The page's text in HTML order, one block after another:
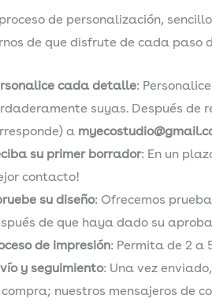
de personalización,
de que disfrute de cada paso
cada detalle:
suyas. Después de
a
su primer borrador: En un
contacto!
su diseño: Ofrecemos
de que haya dado su
de impresión: Permita de 2 a
y seguimiento: Una vez
nuestros mensajeros de